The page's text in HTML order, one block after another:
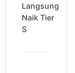
Langsung
Naik Tier
S